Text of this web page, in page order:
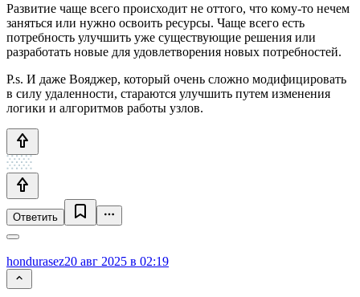
Развитие чаще всего происходит не оттого, что кому-то нечем
заняться или нужно освоить ресурсы. Чаще всего есть
потребность улучшить уже существующие решения или
разработать новые для удовлетворения новых потребностей.
P.s. И даже Вояджер, который очень сложно модифицировать
в силу удаленности, стараются улучшить путем изменения
логики и алгоритмов работы узлов.
Ответить
hondurasez20 авг 2025 в 02:19